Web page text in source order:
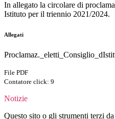
In allegato la circolare di
Istituto per il triennio 2021/2024.
Allegati
File PDF
Contatore click: 9
Notizie
Questo sito o gli strumenti terzi